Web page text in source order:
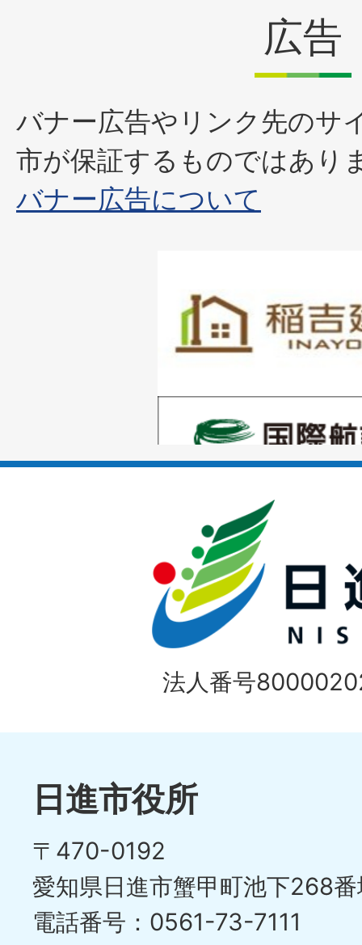
広告
バナー広告やリンク先のサ
市が保証するものではあり
バナー広告について
枚
目
ラ
枚
ス
ラ
イ
ド
1
枚
目
の
イ
ド
目
の
ス
ラ
法人番号
日進市役所
〒470-0192
愛知県日進市蟹甲町池下268
電話番号：0561-73-7111